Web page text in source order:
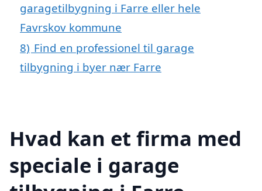
garagetilbygning i Farre eller hele
Favrskov kommune
8) Find en professionel til garage
tilbygning i byer nær Farre
Hvad kan et firma med
speciale i garage